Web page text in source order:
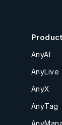
AnyAI
AnyLive
AnyX
AnyTag